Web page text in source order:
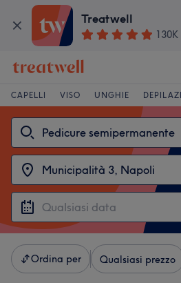
Treatwell
130K
CAPELLI VISO UNGHIE
Ordina per Qualsiasi prezzo